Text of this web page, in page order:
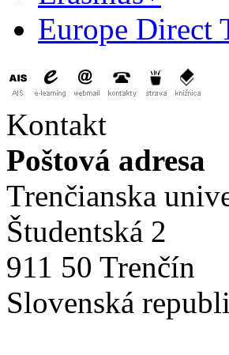
Europe Direct
Kontakt
Poštová adresa
Trenčianska
Študentská 2
911 50 Trenčín
Slovenská